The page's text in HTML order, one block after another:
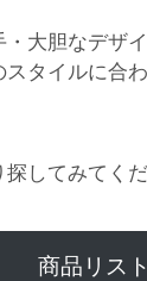
・大胆なデザ
スタイルに合
してみてくだ
商品リス